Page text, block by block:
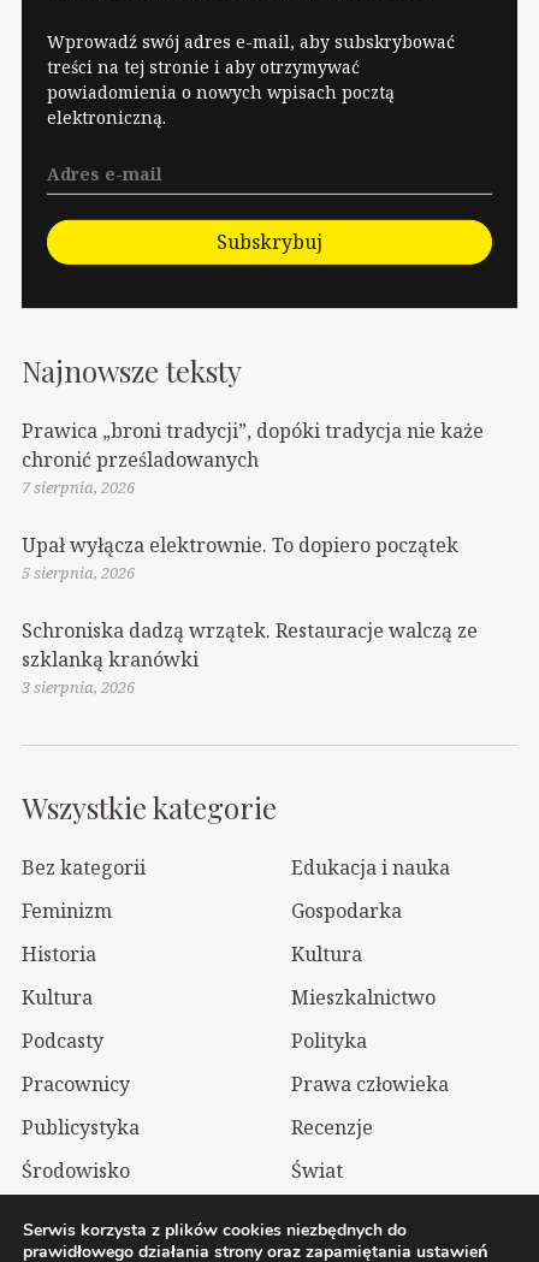
Wprowadź swój adres e-mail, aby subskrybować
treści na tej stronie i aby otrzymywać
powiadomienia o nowych wpisach pocztą
elektroniczną.
Subskrybuj
Najnowsze teksty
Prawica „broni tradycji”, dopóki tradycja nie każe
chronić prześladowanych
7 sierpnia, 2026
Upał wyłącza elektrownie. To dopiero początek
5 sierpnia, 2026
Schroniska dadzą wrzątek. Restauracje walczą ze
szklanką kranówki
3 sierpnia, 2026
Wszystkie kategorie
Bez kategorii
Edukacja i nauka
Feminizm
Gospodarka
Historia
Kultura
Kultura
Mieszkalnictwo
Podcasty
Polityka
Pracownicy
Prawa człowieka
Publicystyka
Recenzje
Środowisko
Świat
Serwis korzysta z plików cookies niezbędnych do
prawidłowego działania strony oraz zapamiętania ustawień